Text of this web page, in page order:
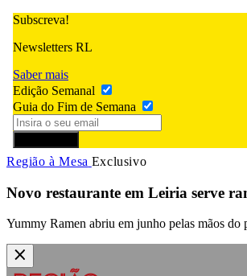
Subscreva!
Newsletters RL
Saber mais
Edição Semanal
Guia do Fim de Semana
Região à Mesa Exclusivo
Novo restaurante em Leiria serve
Yummy Ramen abriu em junho pelas mãos